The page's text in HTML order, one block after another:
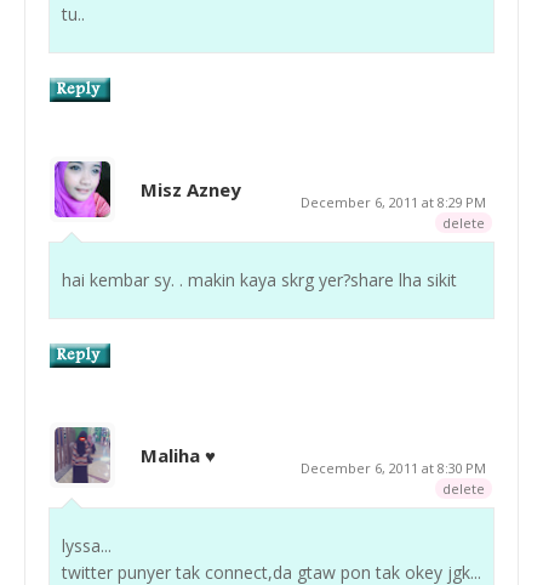
tu..
Misz Azney
December 6, 2011 at 8:29 PM
delete
hai kembar sy. . makin kaya skrg yer?share lha sikit
Maliha ♥
December 6, 2011 at 8:30 PM
delete
lyssa...
twitter punyer tak connect,da gtaw pon tak okey jgk...